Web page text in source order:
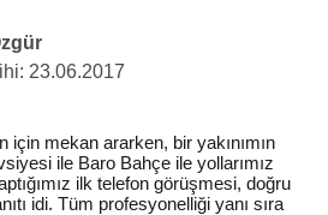
23.06.2017
için mekan ararken, bir yakınımın
ile Baro Bahçe ile yollarımız
ilk telefon görüşmesi, doğru
idi. Tüm profesyonelliği yanı sıra